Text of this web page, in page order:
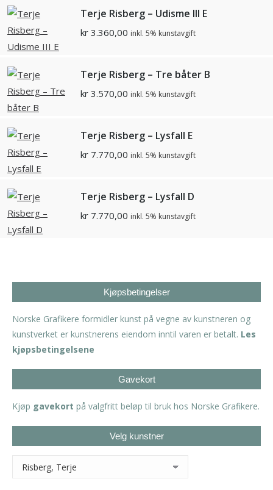
Terje Risberg – Udisme III E
kr 3.360,00 inkl. 5% kunstavgift
Terje Risberg – Tre båter B
kr 3.570,00 inkl. 5% kunstavgift
Terje Risberg – Lysfall E
kr 7.770,00 inkl. 5% kunstavgift
Terje Risberg – Lysfall D
kr 7.770,00 inkl. 5% kunstavgift
Kjøpsbetingelser
Norske Grafikere formidler kunst på vegne av kunstneren og
kunstverket er kunstnerens eiendom inntil varen er betalt. Les
kjøpsbetingelsene
Gavekort
Kjøp gavekort på valgfritt beløp til bruk hos Norske Grafikere.
Velg kunstner